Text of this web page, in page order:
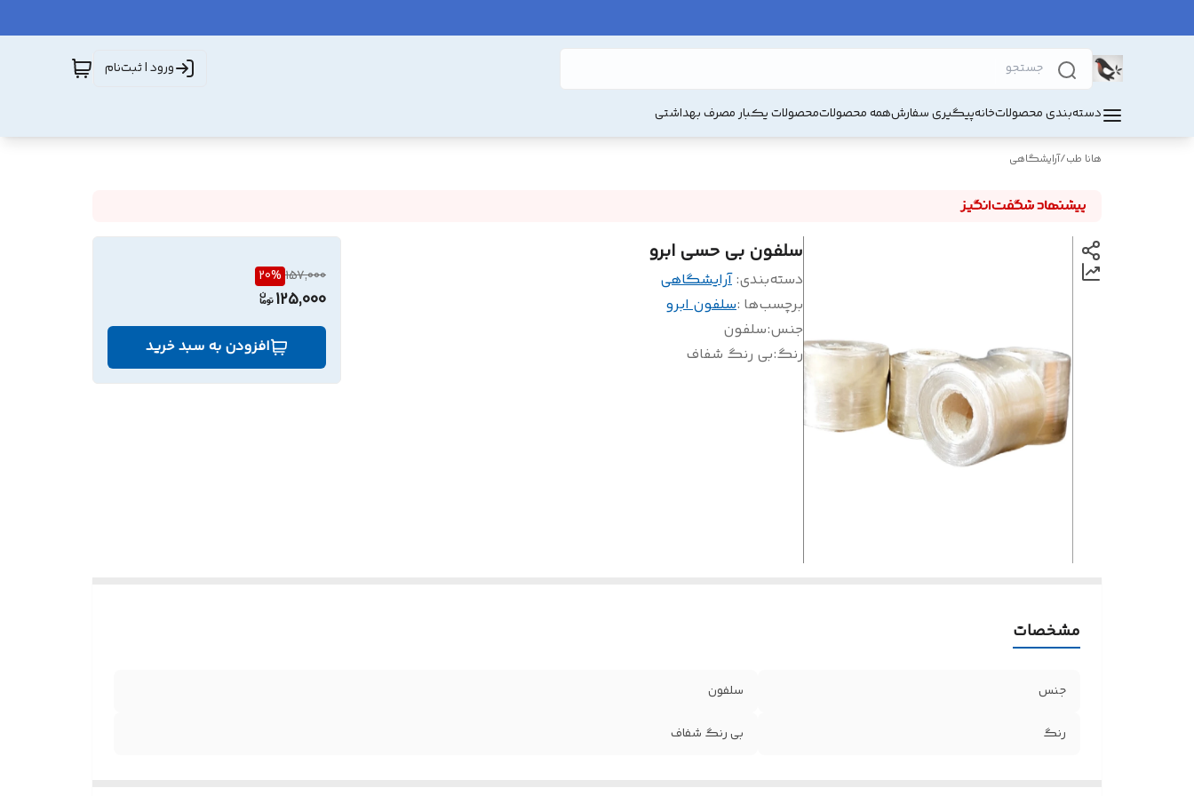
ورود | ثبت‌نام
دسته‌بندی محصولاتخانهپیگیری سفارشهمه محصولاتمحصولات یکبار مصرف بهداشتی
هانا طب/آرایشگاهی
سلفون بی حسی ابرو
دسته‌بندی:آرایشگاهی
برچسب‌ها :سلفون ابرو
جنس:سلفون
رنگ:بی رنگ شفاف
157,000
20%
125,000
افزودن به سبد خرید
مشخصات
جنس سلفون
رنگ بی رنگ شفاف